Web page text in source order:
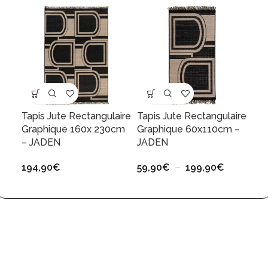
Tapis Jute Rectangulaire
Graphique 160x 230cm
– JADEN
194,90€
Tapis Jute Rectangulaire
Graphique 60x110cm –
JADEN
59,90€ – 199,90€